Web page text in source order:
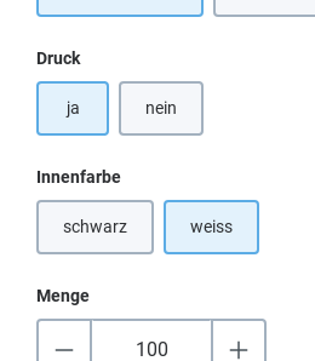
Druckauswählen
ja nein
Innenfarbeauswählen
schwarz(Diese Option ist zurzeit nicht
weiss
Menge